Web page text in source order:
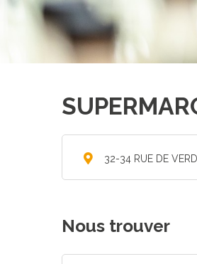
32-34 RUE DE
Nous trouver